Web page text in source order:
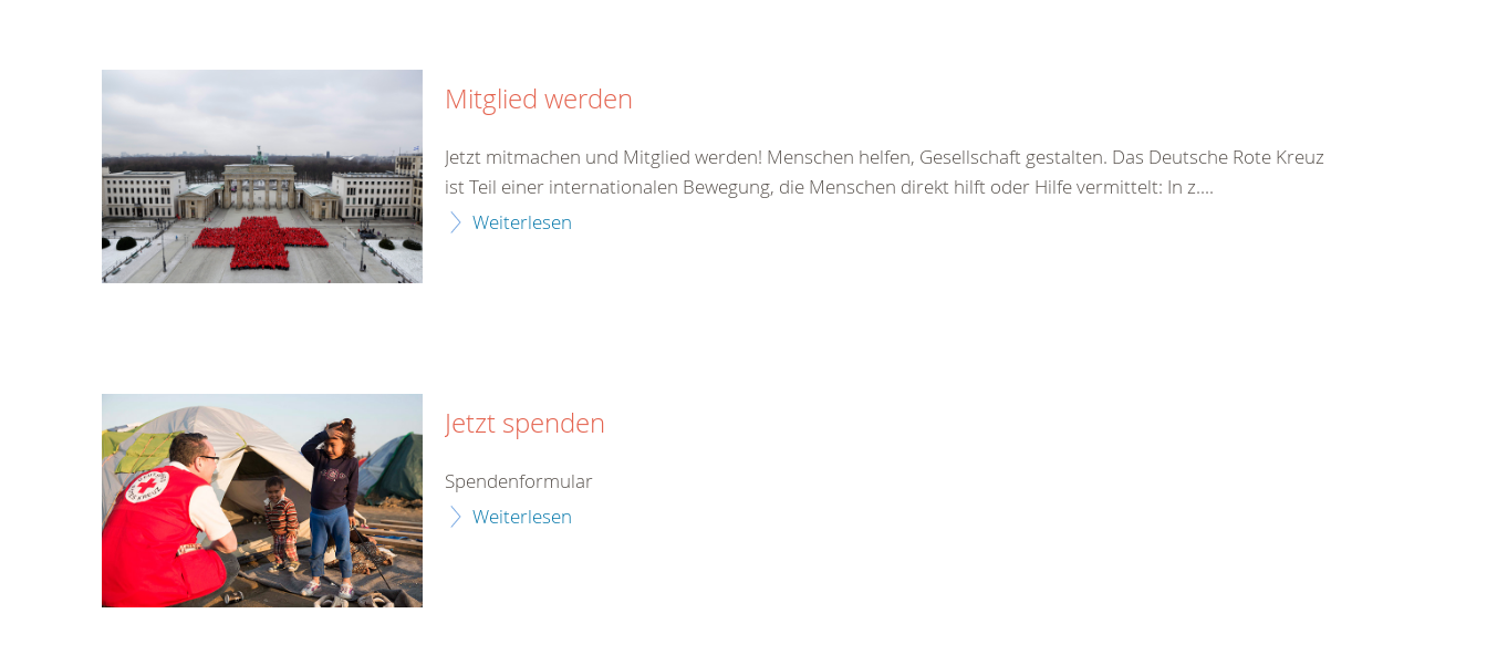
Mitglied werden
Jetzt mitmachen und Mitglied werden! Menschen helfen, Gesellschaft gestalten. Das Deutsche Rote Kreuz
ist Teil einer internationalen Bewegung, die Menschen direkt hilft oder Hilfe vermittelt: In z....
Weiterlesen
Jetzt spenden
Spendenformular
Weiterlesen